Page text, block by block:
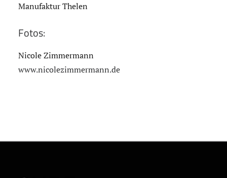
Manufaktur Thelen
Fotos:
Nicole Zimmermann
www.nicolezimmermann.de